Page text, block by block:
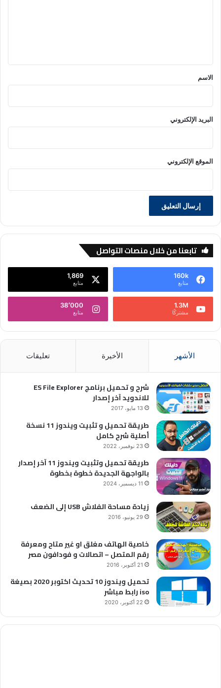
*
الاسم
البريد الإلكتروني
الموقع الإلكتروني
تابعنا من خلال منصات التواصل
160k
متابع
1,869
متابع
1.3M
مشتركًا
38٬000
متابع
الأشهر الأخيرة تعليقات
شرح و تحميل برنامج ES File Explorer
للاندويد آخر إصدار
13 مايو، 2017
طريقة تحميل و تثبيت ويندوز 11 نسخة
أصلية شرح كامل
23 نوفمبر، 2022
طريقة تحميل وتثبيت ويندوز 11 آخر إصدار
بالواجهة الجديدة خطوة بخطوة
11 ديسمبر، 2024
زيادة مساحة الفلاش USB إلى الضعف
29 يونيو، 2016
خاصية الهاتف مغلق او غير متاح ومعرفة
رقم المتصل – اتصالات و فودافون مصر
21 أكتوبر، 2016
تحميل ويندوز 10 تحديث اكتوبر 2020 بصيغة
iso رابط مباشر
22 أكتوبر، 2020